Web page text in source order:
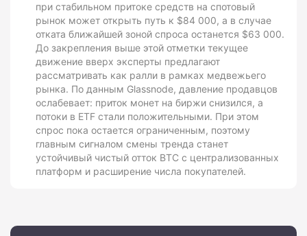
при стабильном притоке средств на спотовый
рынок может открыть путь к $84 000, а в случае
отката ближайшей зоной спроса останется $63 000.
До закрепления выше этой отметки текущее
движение вверх эксперты предлагают
рассматривать как ралли в рамках медвежьего
рынка. По данным Glassnode, давление продавцов
ослабевает: приток монет на биржи снизился, а
потоки в ETF стали положительными. При этом
спрос пока остается ограниченным, поэтому
главным сигналом смены тренда станет
устойчивый чистый отток BTC с централизованных
платформ и расширение числа покупателей.